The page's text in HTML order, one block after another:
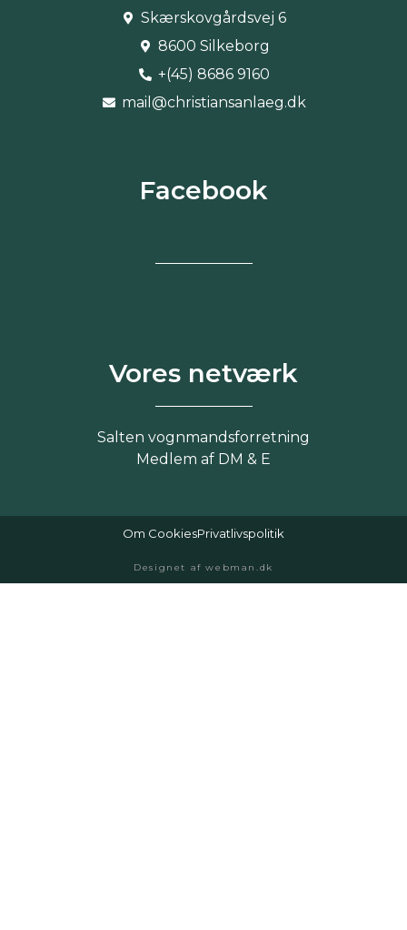
Skærskovgårdsvej 6
8600 Silkeborg
+(45) 8686 9160
mail@christiansanlaeg.dk
Facebook
Vores netværk
Salten vognmandsforretning
Medlem af DM & E
Om CookiesPrivatlivspolitik
Designet af webman.dk